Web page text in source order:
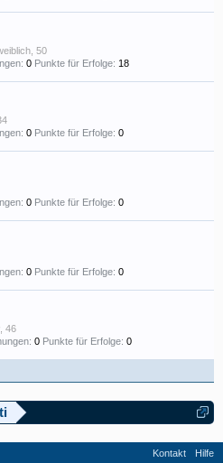
50
0 Punkte für Erfolge: 18
0 Punkte für Erfolge: 0
0 Punkte für Erfolge: 0
0 Punkte für Erfolge: 0
, 46
0 Punkte für Erfolge: 0
Kontakt Hilfe